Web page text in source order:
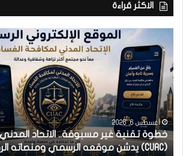
الاكثر قراءة
أغسطس 6, 2026
خطوة تقنية غير مسبوقة.. الاتحاد
(CUAC) يدشن موقعه الرسمي ومنصاته الرقمية في عدن